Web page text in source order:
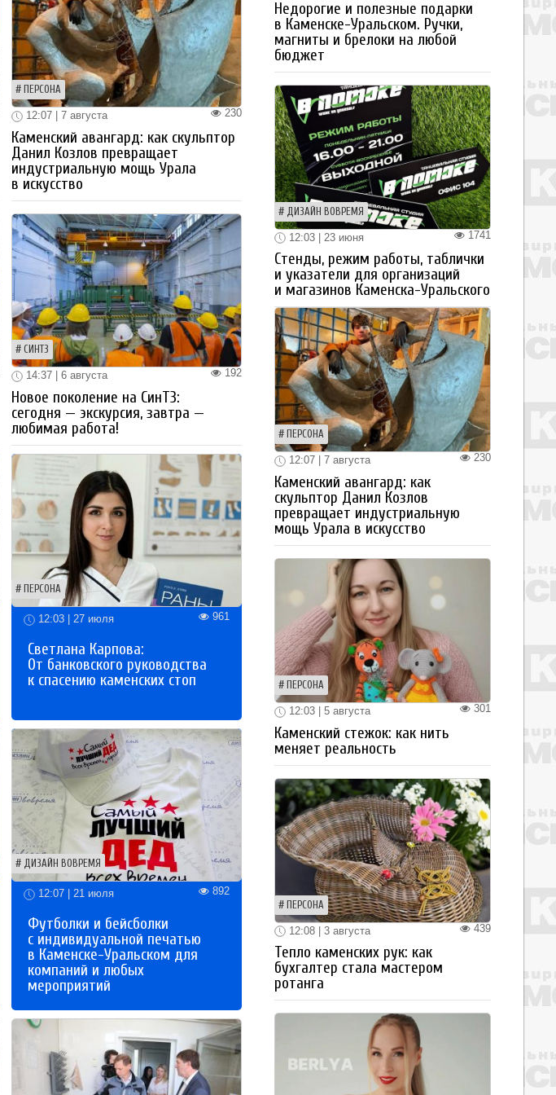
ПЕРСОНА
230
12:07 | 7 августа
Каменский авангард: как скульптор
Данил Козлов превращает
индустриальную мощь Урала
в искусство
СИНТЗ
192
14:37 | 6 августа
Новое поколение на СинТЗ:
сегодня — экскурсия, завтра —
любимая работа!
ПЕРСОНА
12:03 | 27 июля 961
Светлана Карпова:
От банковского руководства
к спасению каменских стоп
ДИЗАЙН ВОВРЕМЯ
12:07 | 21 июля 892
Футболки и бейсболки
с индивидуальной печатью
в Каменске-Уральском для
компаний и любых
мероприятий
Недорогие и полезные подарки
в Каменске-Уральском. Ручки,
магниты и брелоки на любой
бюджет
ДИЗАЙН ВОВРЕМЯ
1741
12:03 | 23 июня
Стенды, режим работы, таблички
и указатели для организаций
и магазинов Каменска-Уральского
ПЕРСОНА
230
12:07 | 7 августа
Каменский авангард: как
скульптор Данил Козлов
превращает индустриальную
мощь Урала в искусство
ПЕРСОНА
301
12:03 | 5 августа
Каменский стежок: как нить
меняет реальность
ПЕРСОНА
439
12:08 | 3 августа
Тепло каменских рук: как
бухгалтер стала мастером
ротанга